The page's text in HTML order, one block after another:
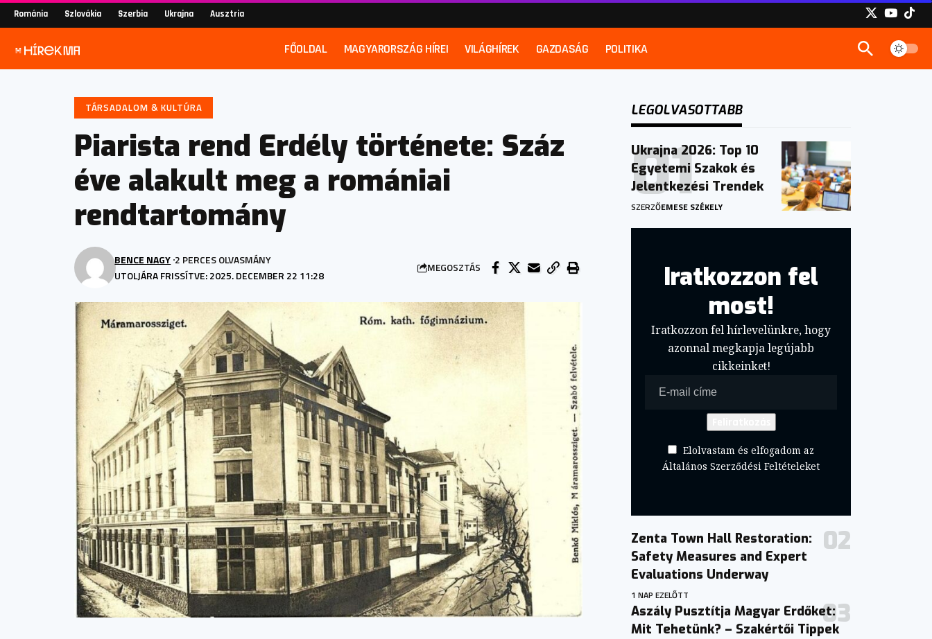
Románia Szlovákia Szerbia Ukrajna Ausztria
FŐOLDAL MAGYARORSZÁG HÍREI VILÁGHÍREK GAZDASÁG POLITIKA
TÁRSADALOM & KULTÚRA
Piarista rend Erdély története: Száz
éve alakult meg a romániai
rendtartomány
UTOLJÁRA FRISSÍTVE: 2025. DECEMBER 22 11:28
BENCE NAGY 2 PERCES OLVASMÁNY
MEGOSZTÁS
LEGOLVASOTTABB
Ukrajna 2026: Top 10
Egyetemi Szakok és
Jelentkezési Trendek
SZERZŐEMESE SZÉKELY
Iratkozzon fel
most!
Iratkozzon fel hírlevelünkre, hogy
azonnal megkapja legújabb
cikkeinket!
Elolvastam és elfogadom az
Általános Szerződési Feltételeket
Zenta Town Hall Restoration:
Safety Measures and Expert
Evaluations Underway
1 NAP EZELŐTT
Aszály Pusztítja Magyar Erdőket:
Mit Tehetünk? – Szakértői Tippek